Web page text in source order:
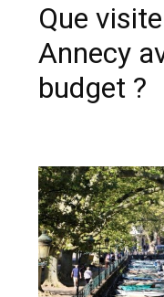
Que
Annecy
budget ?